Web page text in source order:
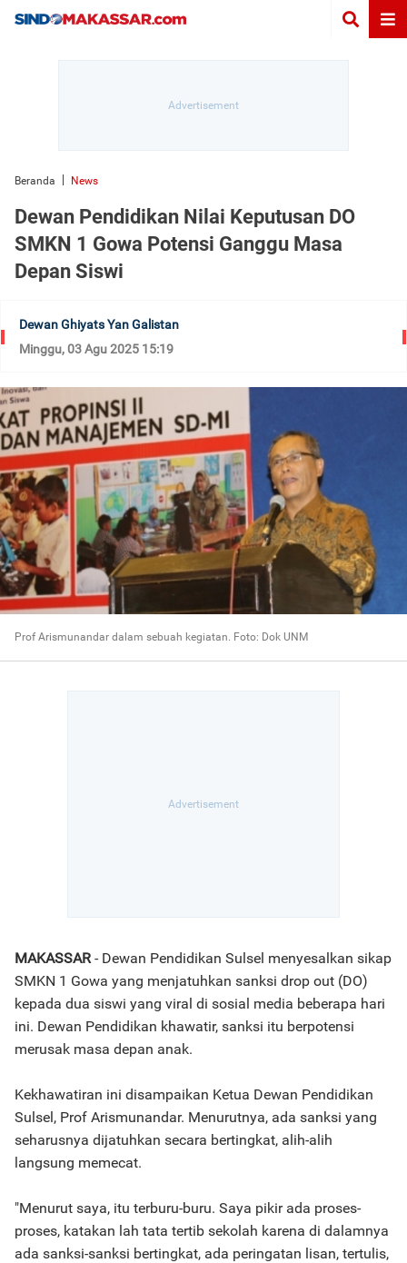
Beranda News
Dewan Pendidikan Nilai Keputusan DO
SMKN 1 Gowa Potensi Ganggu Masa
Depan Siswi
Dewan Ghiyats Yan Galistan
Minggu, 03 Agu 2025 15:19
Prof Arismunandar dalam sebuah kegiatan. Foto: Dok UNM
MAKASSAR- Dewan Pendidikan Sulsel menyesalkan sikap
SMKN 1 Gowa yang menjatuhkan sanksi drop out (DO)
kepada dua siswi yang viral di sosial media beberapa hari
ini. Dewan Pendidikan khawatir, sanksi itu berpotensi
merusak masa depan anak.
Kekhawatiran ini disampaikan Ketua Dewan Pendidikan
Sulsel, Prof Arismunandar. Menurutnya, ada sanksi yang
seharusnya dijatuhkan secara bertingkat, alih-alih
langsung memecat.
"Menurut saya, itu terburu-buru. Saya pikir ada proses-
proses, katakan lah tata tertib sekolah karena di dalamnya
ada sanksi-sanksi bertingkat, ada peringatan lisan, tertulis,